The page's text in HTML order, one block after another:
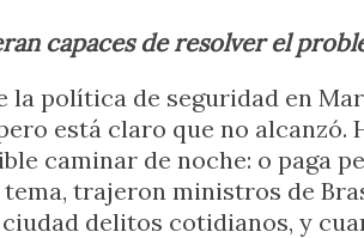
capaces de resolver el
la política de seguridad en
está claro que no alcanzó.
caminar de noche: o paga
trajeron ministros de
delitos cotidianos, y